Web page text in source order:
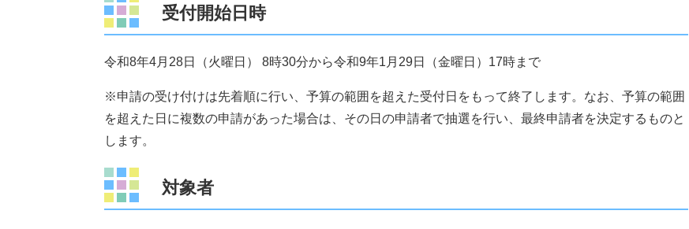
受付開始日時
令和8年4月28日（火曜日） 8時30分から令和9年1月29日（金曜日）17時まで
※申請の受け付けは先着順に行い、予算の範囲を超えた受付日をもって終了します。なお、予算の範囲
を超えた日に複数の申請があった場合は、その日の申請者で抽選を行い、最終申請者を決定するものと
します。
対象者